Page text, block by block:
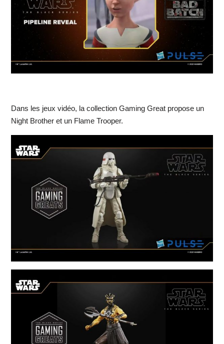
Dans les jeux vidéo, la collection Gaming Great propose un
Night Brother et un Flame Trooper.